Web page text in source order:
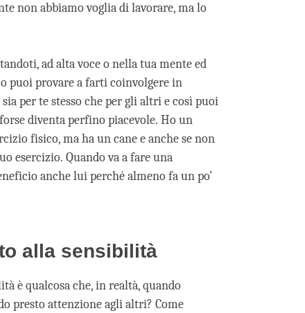
non abbiamo voglia di lavorare, ma lo
ad alta voce o nella tua mente ed
puoi provare a farti coinvolgere in
per te stesso che per gli altri e così puoi
diventa perfino piacevole. Ho un
fisico, ma ha un cane e anche se non
esercizio. Quando va a fare una
anche lui perché almeno fa un po’
alla sensibilità
è qualcosa che, in realtà, quando
presto attenzione agli altri? Come